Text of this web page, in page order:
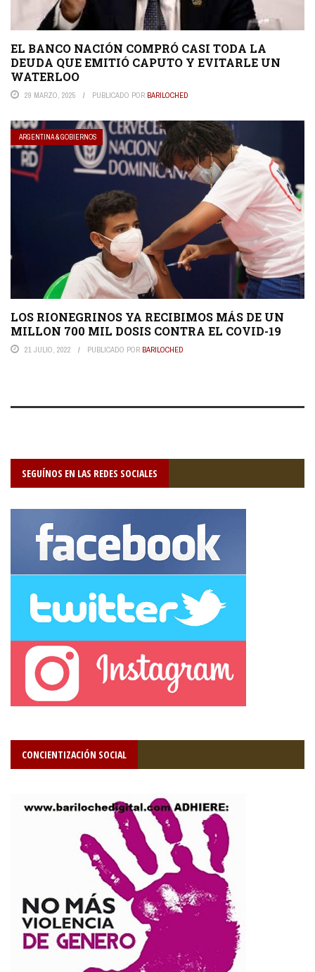
EL BANCO NACIÓN COMPRÓ CASI TODA LA
DEUDA QUE EMITIÓ CAPUTO Y EVITARLE UN
WATERLOO
29 MARZO, 2025 PUBLICADO POR BARILOCHED
ARGENTINA & GOBIERNOS
LOS RIONEGRINOS YA RECIBIMOS MÁS DE UN
MILLON 700 MIL DOSIS CONTRA EL COVID-19
21 JULIO, 2022 PUBLICADO POR BARILOCHED
SEGUÍNOS EN LAS REDES SOCIALES
CONCIENTIZACIÓN SOCIAL